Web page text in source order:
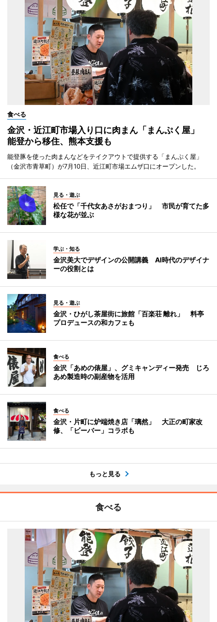
食べる
金沢・近江町市場入り口に肉まん「まんぷく屋」
能登から移住、熊本支援も
能登豚を使った肉まんなどをテイクアウトで提供する「まんぷく屋」
（金沢市青草町）が7月10日、近江町市場エムザ口にオープンした。
見る・遊ぶ
松任で「千代女あさがおまつり」 市民が育てた多
様な花が並ぶ
学ぶ・知る
金沢美大でデザインの公開講義 AI時代のデザイナ
ーの役割とは
見る・遊ぶ
金沢・ひがし茶屋街に旅館「百楽荘 離れ」 料亭
プロデュースの和カフェも
食べる
金沢「あめの俵屋」、グミキャンディー発売 じろ
あめ製造時の副産物を活用
食べる
金沢・片町に炉端焼き店「璃然」 大正の町家改
修、「ビーバー」コラボも
もっと見る
食べる